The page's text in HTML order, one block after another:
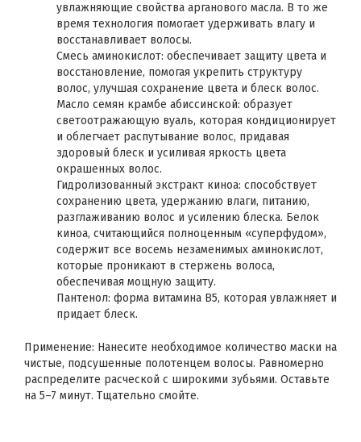
увлажняющие свойства арганового масла. В то же
время технология помогает удерживать влагу и
восстанавливает волосы.
Смесь аминокислот: обеспечивает защиту цвета и
восстановление, помогая укрепить структуру
волос, улучшая сохранение цвета и блеск волос.
Масло семян крамбе абиссинской: образует
светоотражающую вуаль, которая кондиционирует
и облегчает распутывание волос, придавая
здоровый блеск и усиливая яркость цвета
окрашенных волос.
Гидролизованный экстракт киноа: способствует
сохранению цвета, удержанию влаги, питанию,
разглаживанию волос и усилению блеска. Белок
киноа, считающийся полноценным «суперфудом»,
содержит все восемь незаменимых аминокислот,
которые проникают в стержень волоса,
обеспечивая мощную защиту.
Пантенол: форма витамина B5, которая увлажняет и
придает блеск.
Применение: Нанесите необходимое количество маски на
чистые, подсушенные полотенцем волосы. Равномерно
распределите расческой с широкими зубьями. Оставьте
на 5–7 минут. Тщательно смойте.